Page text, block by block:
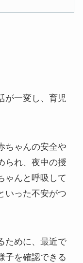
が一変し、育児
ちゃんの安全や
られ、夜中の授
ゃんと呼吸して
いった不安がつ
ために、最近で
子を確認できる